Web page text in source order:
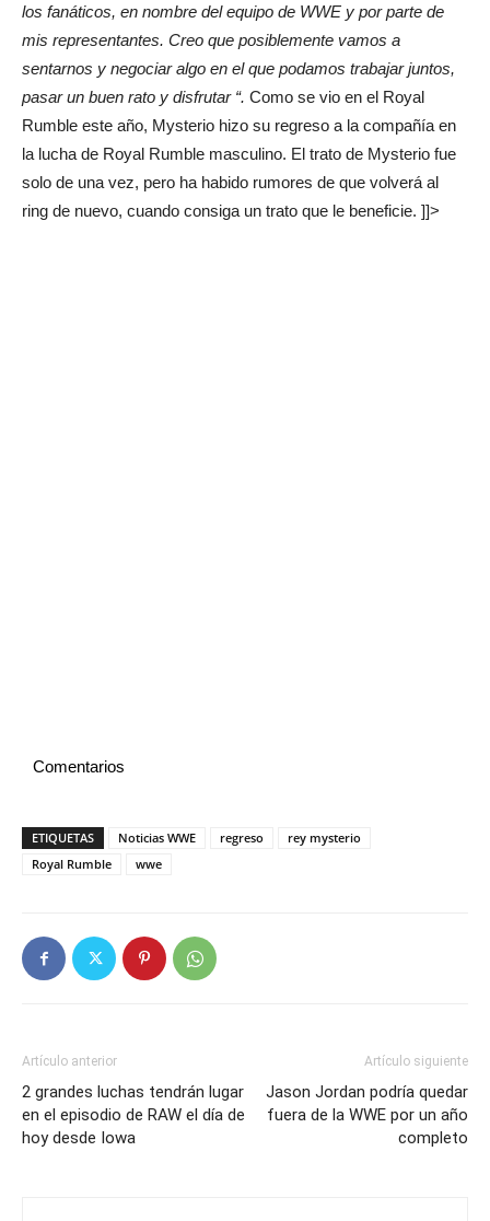
los fanáticos, en nombre del equipo de WWE y por parte de
mis representantes. Creo que posiblemente vamos a
sentarnos y negociar algo en el que podamos trabajar juntos,
pasar un buen rato y disfrutar “. Como se vio en el Royal
Rumble este año, Mysterio hizo su regreso a la compañía en
la lucha de Royal Rumble masculino. El trato de Mysterio fue
solo de una vez, pero ha habido rumores de que volverá al
ring de nuevo, cuando consiga un trato que le beneficie. ]]>
Comentarios
ETIQUETAS Noticias WWE regreso
rey mysterio
Royal Rumble
wwe
Artículo anterior
2 grandes luchas tendrán lugar
en el episodio de RAW el día de
hoy desde Iowa
Artículo siguiente
Jason Jordan podría quedar
fuera de la WWE por un año
completo